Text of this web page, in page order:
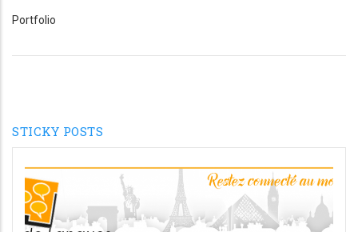
Portfolio
STICKY POSTS